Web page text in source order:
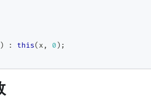
) : this( x , 0 ) ;